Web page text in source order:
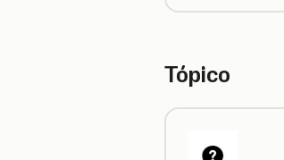
Tópico